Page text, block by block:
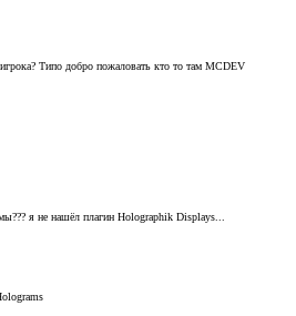
Типо добро пожаловать кто то там MCDEV
я не нашёл плагин Holographik Displays...